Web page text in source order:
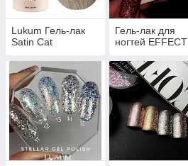
Lukum Гель-лак
Satin Cat
Гель-лак для
ногтей EFFECT